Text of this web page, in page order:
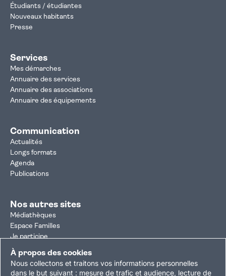
À propos des cookies
Nous collectons et traitons vos informations personnelles
dans le but suivant : mesure de trafic et audience, lecture de
Étudiants / étudiantes
Nouveaux habitants
Presse
Services
Mes démarches
Annuaire des services
Annuaire des associations
Annuaire des équipements
Communication
Actualités
Longs formats
Agenda
Publications
Nos autres sites
Médiathèques
Espace Familles
Je participe
Autorisation d'urbanisme
Résultats électoraux
Plan du site Nous contacterMentions légales